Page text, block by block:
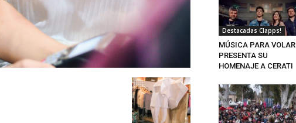
Destacadas Clapps!
MÚSICA PARA VOLAR
PRESENTA SU
HOMENAJE A CERATI